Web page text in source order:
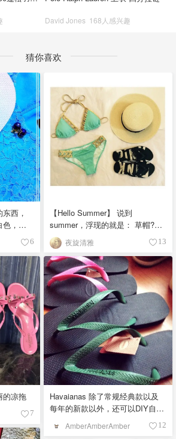
David Jones 168人感兴趣
猜你喜欢
西，
色，蓝
6
【Hello Summer】 说到
summer，浮现的就是： 草帽?，
泳衣?，人字拖。 对我来说，这些
是夏季的专属单品???。
夜旋清雅 13
的凉拖
7
Havaianas 除了常规经典款以及
每年的新款以外，还可以DIY自己
搭配鞋子配色! 这是我自己做的情
侣鞋?
AmberAmberAmber 12